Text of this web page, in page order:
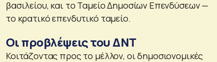
βασιλείου, και το Ταμείο Δημοσίων Επενδύσεων —
το κρατικό επενδυτικό ταμείο.
Οι προβλέψεις του ΔΝΤ
Κοιτάζοντας προς το μέλλον, οι δημοσιονομικές